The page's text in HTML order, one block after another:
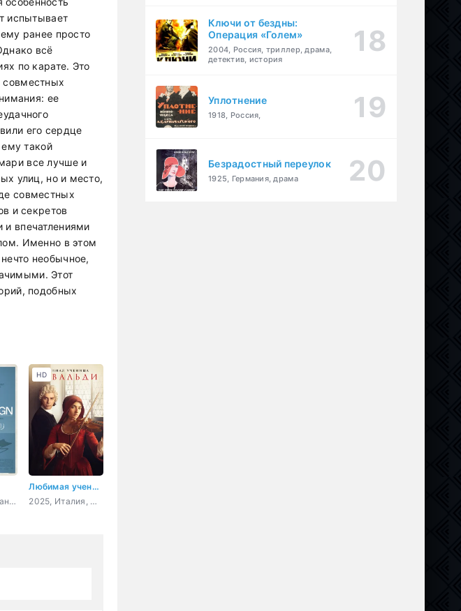
испытывает
ранее просто
всё
по карате. Это
совместных
ее
его сердце
ему такой
все лучше и
улиц, но и место,
совместных
и секретов
впечатлениями
Именно в этом
необычное,
Этот
подобных
2025, США, фантастика, драма, комедия
Любимая ученица Вивальди
2025, Италия, Франция, драма, биография, музыка
HD
Ключи от бездны:
Операция «Голем»
2004, Россия, триллер, драма,
детектив, история
Уплотнение
1918, Россия,
Безрадостный переулок
1925, Германия, драма